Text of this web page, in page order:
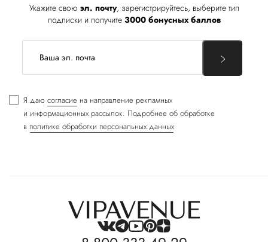
Укажите свою эл. почту, зарегистрируйтесь, выберите тип
подписки и получите 3000 бонусных баллов
Я даю согласие на направление рекламных
и информационных рассылок. Подробнее об обработке
в политике обработки персональных данных